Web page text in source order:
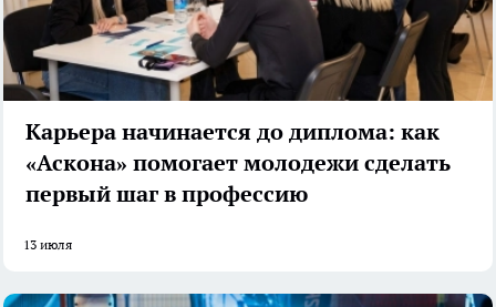
Карьера начинается до диплома: как
«Аскона» помогает молодежи сделать
первый шаг в профессию
13 июля